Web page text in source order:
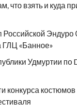
что взять и куда
Российской Эндуро
ГЛЦ «Банное»
Удмуртии по
конкурса костюмов